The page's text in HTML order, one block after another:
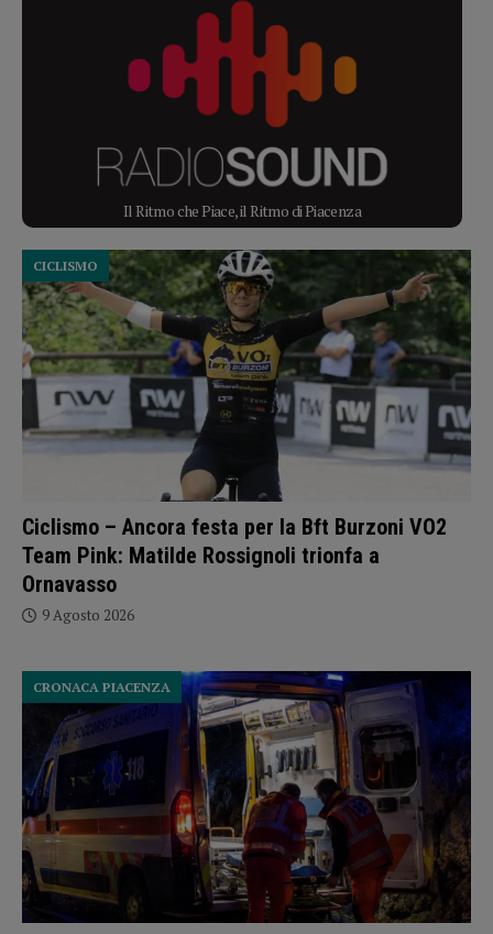
Il Ritmo che Piace, il Ritmo di Piacenza
Ciclismo – Ancora festa per la Bft Burzoni VO2
Team Pink: Matilde Rossignoli trionfa a
Ornavasso
CICLISMO
9 Agosto 2026
CRONACA PIACENZA